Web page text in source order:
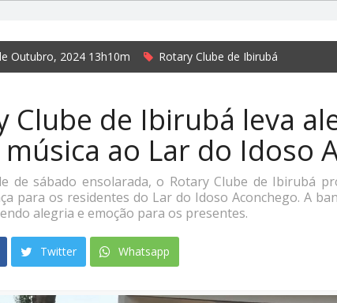
Outubro, 2024 13h10m Rotary Clube de Ibirubá
Clube de Ibirubá leva
ao Lar do Idoso
de sábado ensolarada, o Rotary Clube de Ibirubá
para os residentes do Lar do Idoso Aconchego. A
alegria e emoção para os presentes.
Twitter Whatsapp